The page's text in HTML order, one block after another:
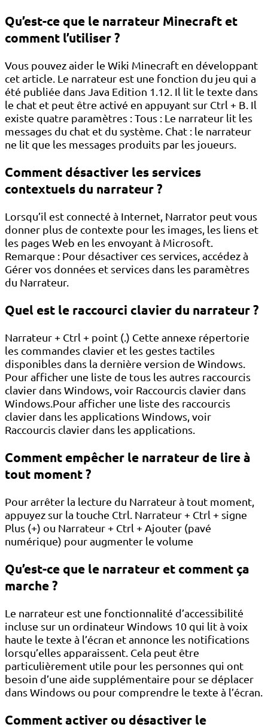
Qu’est-ce que le narrateur Minecraft et
comment l’utiliser ?
Vous pouvez aider le Wiki Minecraft en développant
cet article. Le narrateur est une fonction du jeu qui a
été publiée dans Java Edition 1.12. Il lit le texte dans
le chat et peut être activé en appuyant sur Ctrl + B. Il
existe quatre paramètres : Tous : Le narrateur lit les
messages du chat et du système. Chat : le narrateur
ne lit que les messages produits par les joueurs.
Comment désactiver les services
contextuels du narrateur ?
Lorsqu’il est connecté à Internet, Narrator peut vous
donner plus de contexte pour les images, les liens et
les pages Web en les envoyant à Microsoft.
Remarque : Pour désactiver ces services, accédez à
Gérer vos données et services dans les paramètres
du Narrateur.
Quel est le raccourci clavier du narrateur ?
Narrateur + Ctrl + point (.) Cette annexe répertorie
les commandes clavier et les gestes tactiles
disponibles dans la dernière version de Windows.
Pour afficher une liste de tous les autres raccourcis
clavier dans Windows, voir Raccourcis clavier dans
Windows.Pour afficher une liste des raccourcis
clavier dans les applications Windows, voir
Raccourcis clavier dans les applications.
Comment empêcher le narrateur de lire à
tout moment ?
Pour arrêter la lecture du Narrateur à tout moment,
appuyez sur la touche Ctrl. Narrateur + Ctrl + signe
Plus (+) ou Narrateur + Ctrl + Ajouter (pavé
numérique) pour augmenter le volume
Qu’est-ce que le narrateur et comment ça
marche ?
Le narrateur est une fonctionnalité d’accessibilité
incluse sur un ordinateur Windows 10 qui lit à voix
haute le texte à l’écran et annonce les notifications
lorsqu’elles apparaissent. Cela peut être
particulièrement utile pour les personnes qui ont
besoin d’une aide supplémentaire pour se déplacer
dans Windows ou pour comprendre le texte à l’écran.
Comment activer ou désactiver le